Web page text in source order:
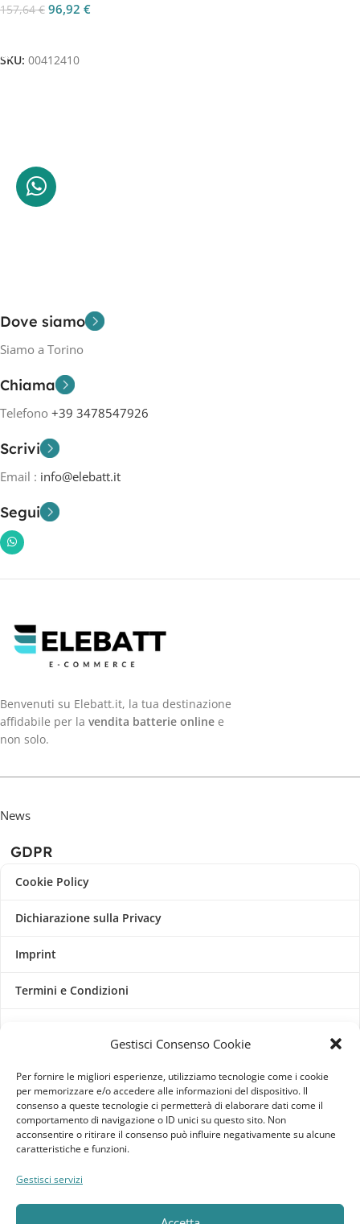
Gestisci Consenso Cookie
Per fornire le migliori esperienze, utilizziamo tecnologie come i cookie
per memorizzare e/o accedere alle informazioni del dispositivo. Il
consenso a queste tecnologie ci permetterà di elaborare dati come il
comportamento di navigazione o ID unici su questo sito. Non
acconsentire o ritirare il consenso può influire negativamente su alcune
caratteristiche e funzioni.
Gestisci servizi
157,64€ 96,92 €
SKU: 00412410
Dove siamo
Siamo a Torino
Chiama
Telefono +39 3478547926
Scrivi
Email : info@elebatt.it
Segui
Benvenuti su Elebatt.it, la tua destinazione
affidabile per la vendita batterie online e
non solo.
News
GDPR
Cookie Policy
Dichiarazione sulla Privacy
Imprint
Termini e Condizioni
Pagine Dedicate
Raffrescatori Evaporativi Industriali
CLIENTE
Bacheca cliente